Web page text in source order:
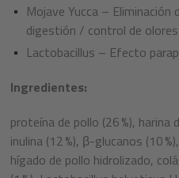
Mojave Yucca – Eliminación
digestión / control de olores
Lactobacillus – Efecto
Ingredientes:
proteína de pollo (26 %),
inulina (12 %), β-glucanos (10
hígado de pollo hidrolizado,